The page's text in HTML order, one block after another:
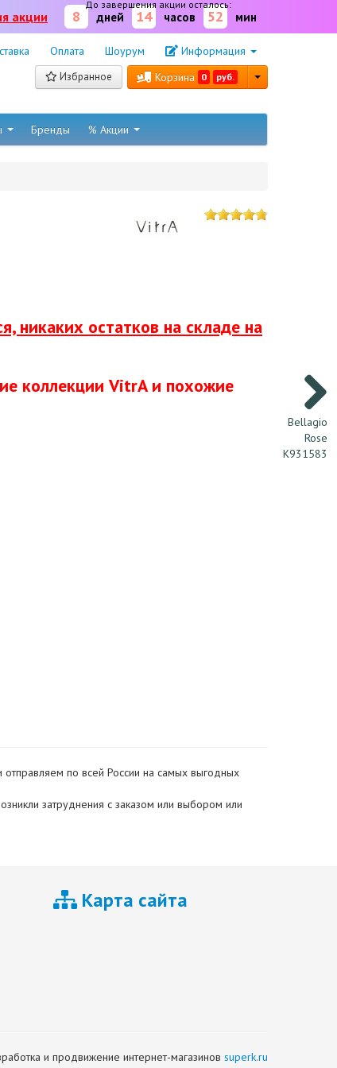
акции
До завершения акции осталось:
8 дней 14 часов 52 мин
Оплата Шоурум Информация
Избранное Корзина 0 руб.
Бренды % Акции
Bellagio
Rose
K931583
никаких остатков на складе на
коллекции VitrA и похожие
отправляем по всей России на самых выгодных
затруднения с заказом или выбором или
Карта сайта
и продвижение интернет-магазинов superk.ru